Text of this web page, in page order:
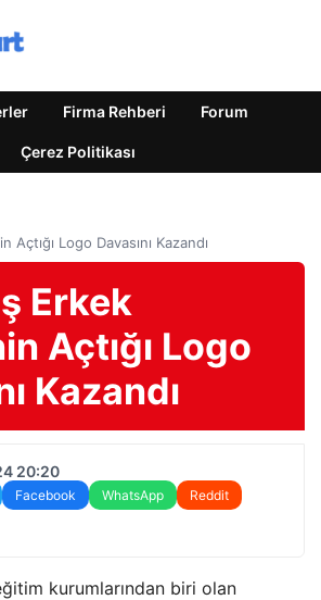
Firma Rehberi Forum
Çerez Politikası
Açtığı Logo Davasını Kazandı
Erkek
Açtığı Logo
Kazandı
20:20
Facebook WhatsApp
Reddit
kurumlarından biri olan